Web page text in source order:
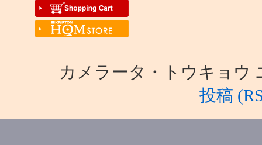
カメラータ・トウキョウ
投稿